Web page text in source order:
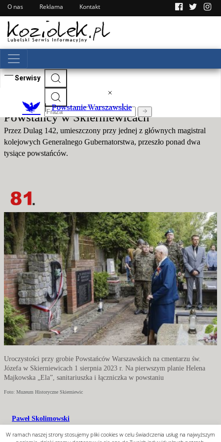
O nas Reklama Kontakt
W ramach naszej strony stosujemy pliki cookies w celu świadczenia usług na najwyższym